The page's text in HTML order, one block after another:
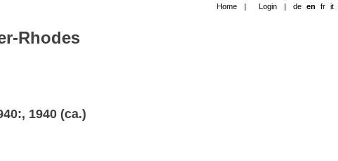
1940 (ca.)
Home | Login | de en fr it
Rhodes